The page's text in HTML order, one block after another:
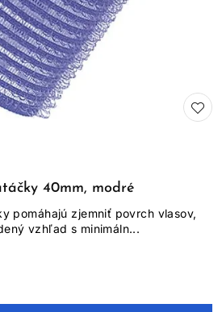
40mm, modré
pomáhajú zjemniť povrch vlasov,
vzhľad s minimáln...